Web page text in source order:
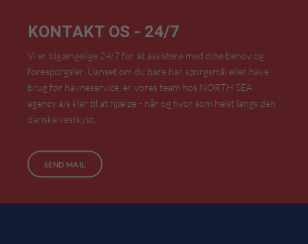
KONTAKT OS - 24/7
Vi er tilgængelige 24/7 for at assistere med dine behov og
forespørgsler. Uanset om du bare har spørgsmål eller have
brug for havneservice, er vores team hos NORTH SEA
agency a/s klar til at hjælpe - når og hvor som helst langs den
danske vestkyst.
SEND MAIL